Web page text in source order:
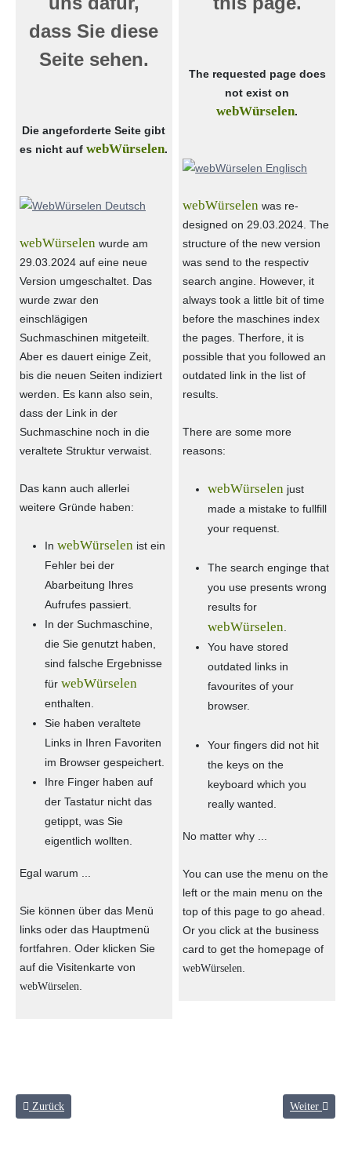
The requested page does
not exist on
webWürselen.
webWürselen was re-
designed on 29.03.2024. The
structure of the new version
was send to the respectiv
search angine. However, it
always took a little bit of time
before the maschines index
the pages. Therfore, it is
possible that you followed an
outdated link in the list of
results.
There are some more
reasons:
webWürselen just
made a mistake to fullfill
your requenst.
The search enginge that
you use presents wrong
results for
webWürselen
You have stored
outdated links in
favourites of your
browser.
Your fingers did not hit
the keys on the
keyboard which you
really wanted.
No matter why ...
You can use the menu on the
left or the main menu on the
top of this page to go ahead.
Or you click at the business
card to get the homepage of
webWürselen
dass Sie diese
Seite sehen.
Die angeforderte Seite gibt
es nicht aufwebWürselen.
webWürselen wurde am
29.03.2024 auf eine neue
Version umgeschaltet. Das
wurde zwar den
einschlägigen
Suchmaschinen mitgeteilt.
Aber es dauert einige Zeit,
bis die neuen Seiten indiziert
werden. Es kann also sein,
dass der Link in der
Suchmaschine noch in die
veraltete Struktur verwaist.
Das kann auch allerlei
weitere Gründe haben:
In webWürselen ist ein
Fehler bei der
Abarbeitung Ihres
Aufrufes passiert.
In der Suchmaschine,
die Sie genutzt haben,
sind falsche Ergebnisse
für webWürselen
enthalten.
Sie haben veraltete
Links in Ihren Favoriten
im Browser gespeichert.
Ihre Finger haben auf
der Tastatur nicht das
getippt, was Sie
eigentlich wollten.
Egal warum ...
Sie können über das Menü
links oder das Hauptmenü
fortfahren. Oder klicken Sie
auf die Visitenkarte von
webWürselen
Vorheriger Beitrag: QuizWürselen
Zurück Nächster
Weiter